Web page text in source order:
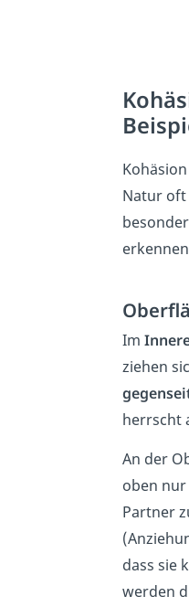
Natur
Im
ziehen
herrscht
An der
oben
Partner
dass sie
werden